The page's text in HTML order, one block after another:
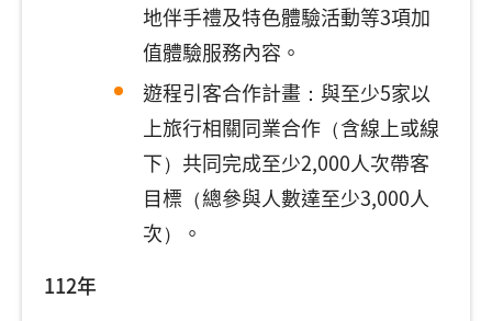
地伴手禮及特色體驗活動等3項加
值體驗服務內容。
遊程引客合作計畫：與至少5家以
上旅行相關同業合作（含線上或線
下）共同完成至少2,000人次帶客
目標（總參與人數達至少3,000人
次）。
112年